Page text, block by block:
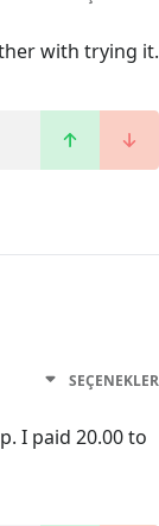
with trying it.
SEÇENEKLER
I paid 20.00 to